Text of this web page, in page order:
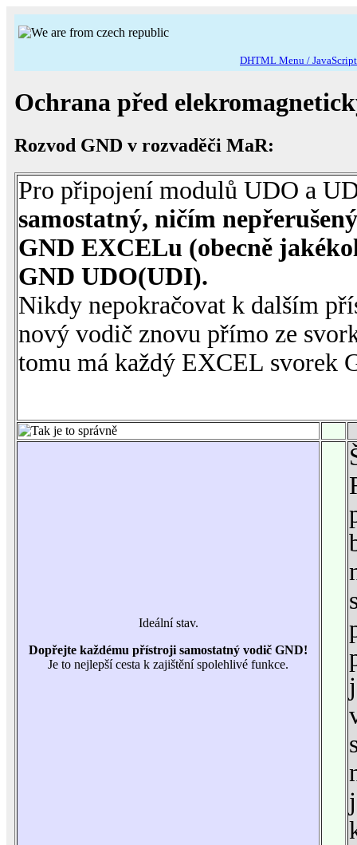
DHTML Menu /
Ochrana před
Rozvod GND v rozvaděči MaR:
Pro připojení modulů UDO a
samostatný, ničím
GND EXCELu (obecně
GND UDO(UDI).
Nikdy nepokračovat k dalším
nový vodič znovu přímo ze
tomu má každý EXCEL svorek
Ideální stav.
Dopřejte každému přístroji samostatný vodič GND!
Je to nejlepší cesta k zajištění spolehlivé funkce.